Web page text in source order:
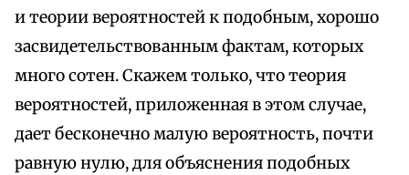
и теории вероятностей к подобным, хорошо
засвидетельствованным фактам, которых
много сотен. Скажем только, что теория
вероятностей, приложенная в этом случае,
дает бесконечно малую вероятность, почти
равную нулю, для объяснения подобных